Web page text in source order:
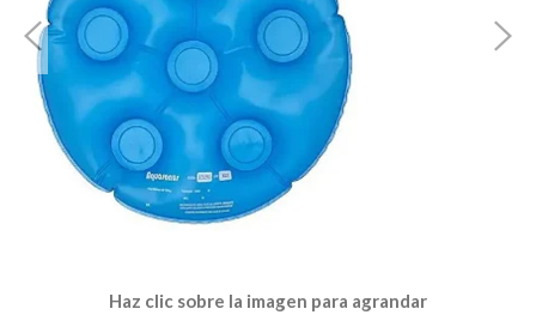
Haz clic sobre la imagen para agrandar